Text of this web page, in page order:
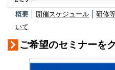
概要 │ 開催スケジュール 研修
いて
ご希望のセミナーを